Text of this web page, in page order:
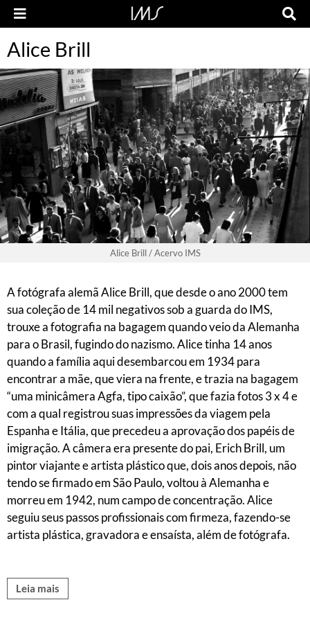
Alice Brill
Alice Brill / Acervo IMS
A fotógrafa alemã Alice Brill, que desde o ano 2000 tem
sua coleção de 14 mil negativos sob a guarda do IMS,
trouxe a fotografia na bagagem quando veio da Alemanha
para o Brasil, fugindo do nazismo. Alice tinha 14 anos
quando a família aqui desembarcou em 1934 para
encontrar a mãe, que viera na frente, e trazia na bagagem
“uma minicâmera Agfa, tipo caixão”, que fazia fotos 3 x 4 e
com a qual registrou suas impressões da viagem pela
Espanha e Itália, que precedeu a aprovação dos papéis de
imigração. A câmera era presente do pai, Erich Brill, um
pintor viajante e artista plástico que, dois anos depois, não
tendo se firmado em São Paulo, voltou à Alemanha e
morreu em 1942, num campo de concentração. Alice
seguiu seus passos profissionais com firmeza, fazendo-se
artista plástica, gravadora e ensaísta, além de fotógrafa.
Leia mais